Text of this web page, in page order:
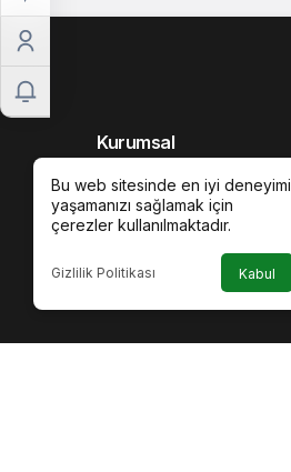
Bu web sitesinde en iyi deneyimi
yaşamanızı sağlamak için
çerezler kullanılmaktadır.
Gizlilik Politikası Kabul
Kurumsal
Hakkımızda
İletişim
Gizlilik politikası